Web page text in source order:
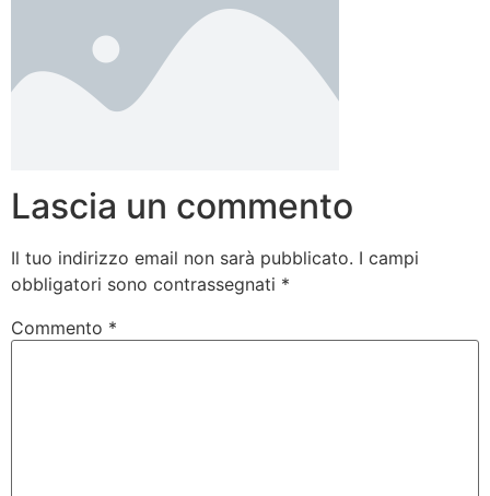
Lascia un commento
Il tuo indirizzo email non sarà pubblicato. I campi
obbligatori sono contrassegnati *
Commento *